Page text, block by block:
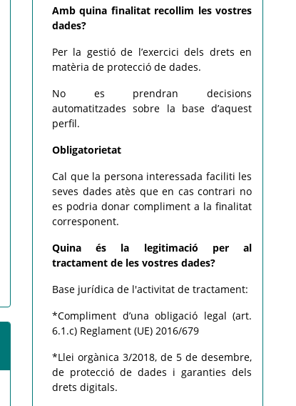
Amb quina finalitat recollim les vostres
dades?
Per la gestió de l’exercici dels drets en
matèria de protecció de dades.
No es prendran decisions
automatitzades sobre la base d’aquest
perfil.
Obligatorietat
Cal que la persona interessada faciliti les
seves dades atès que en cas contrari no
es podria donar compliment a la finalitat
corresponent.
Quina és la legitimació per al
tractament de les vostres dades?
Base jurídica de l'activitat de tractament:
*Compliment d’una obligació legal (art.
6.1.c) Reglament (UE) 2016/679
*Llei orgànica 3/2018, de 5 de desembre,
de protecció de dades i garanties dels
drets digitals.